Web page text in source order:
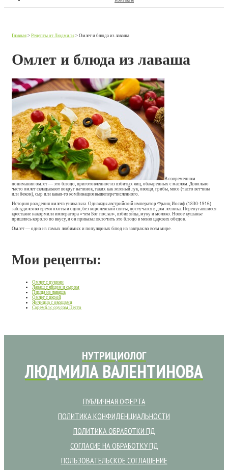
Главная > Рецепты от Людмилы > Омлет и блюда из лаваша
Омлет и блюда из лаваша
В современном
понимании омлет — это блюдо, приготовленное из взбитых яиц, обжаренных с маслом. Довольно
часто омлет складывают вокруг начинок, таких как зеленый лук, овощи, грибы, мясо (часто ветчина
или бекон), сыр или какая-то комбинация вышеперечисленного.
История рождения омлета уникальна. Однажды австрийский император Франц Иосиф (1830-1916)
заблудился во время охоты и один, без королевской свиты, постучался в дом лесника. Перепугавшиеся
крестьяне накормили императора «чем Бог послал», взбив яйца, муку и молоко. Новое кушанье
пришлось королю по вкусу, и он приказал включить это блюдо в меню царских обедов.
Омлет — одно из самых любимых и популярных блюд на завтрак во всем мире.
Мои рецепты:
Омлет с цукини
Лаваш с яйцом и сыром
Пицца из лаваша
Омлет с икрой
Яичница с овощами
Скрембл с соусом Песто
НУТРИЦИОЛОГ
ЛЮДМИЛА ВАЛЕНТИНОВА
ПУБЛИЧНАЯ ОФЕРТА
ПОЛИТИКА КОНФИДЕНЦИАЛЬНОСТИ
ПОЛИТИКА ОБРАБОТКИ ПД
СОГЛАСИЕ НА ОБРАБОТКУ ПД
ПОЛЬЗОВАТЕЛЬСКОЕ СОГЛАШЕНИЕ